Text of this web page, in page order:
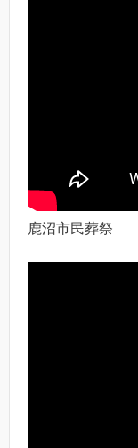
鹿沼市民葬祭